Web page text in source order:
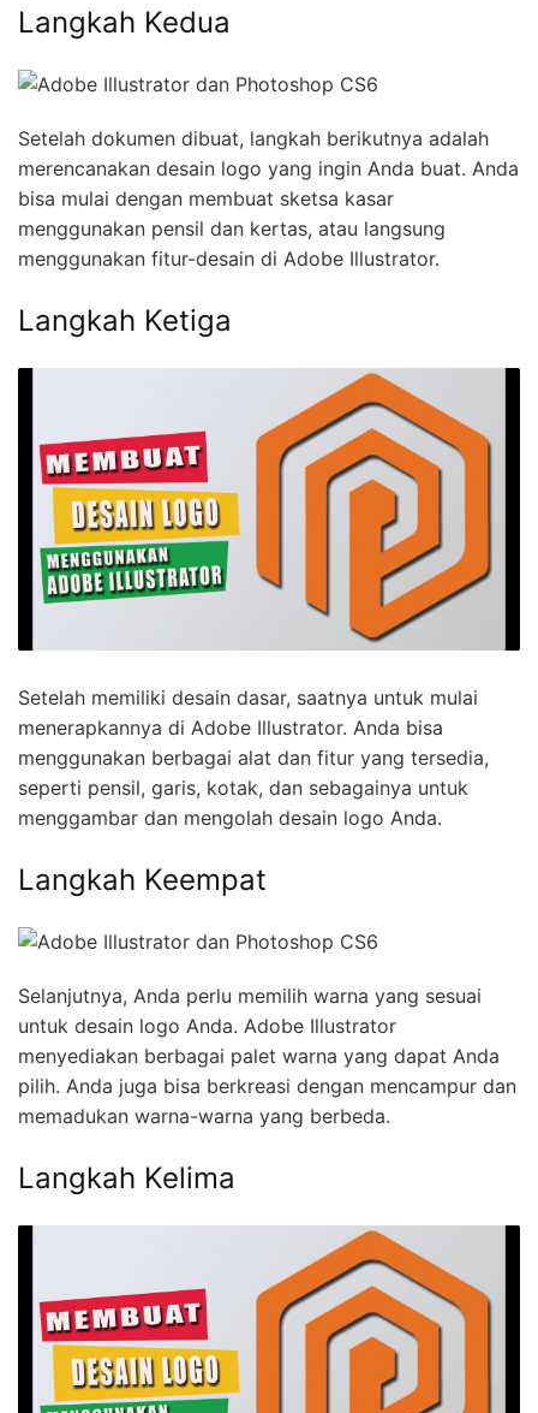
Langkah Kedua
Setelah dokumen dibuat, langkah berikutnya adalah
merencanakan desain logo yang ingin Anda buat. Anda
bisa mulai dengan membuat sketsa kasar
menggunakan pensil dan kertas, atau langsung
menggunakan fitur-desain di Adobe Illustrator.
Langkah Ketiga
Setelah memiliki desain dasar, saatnya untuk mulai
menerapkannya di Adobe Illustrator. Anda bisa
menggunakan berbagai alat dan fitur yang tersedia,
seperti pensil, garis, kotak, dan sebagainya untuk
menggambar dan mengolah desain logo Anda.
Langkah Keempat
Selanjutnya, Anda perlu memilih warna yang sesuai
untuk desain logo Anda. Adobe Illustrator
menyediakan berbagai palet warna yang dapat Anda
pilih. Anda juga bisa berkreasi dengan mencampur dan
memadukan warna-warna yang berbeda.
Langkah Kelima